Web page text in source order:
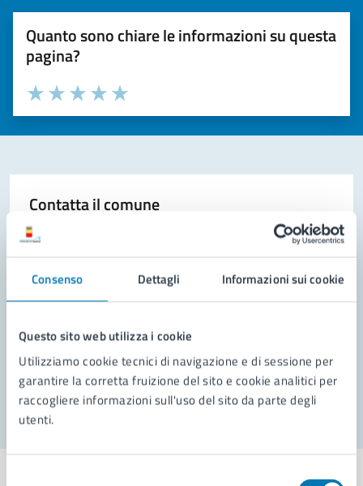
Consenso Dettagli Informazioni sui cookie
Questo sito web utilizza i cookie
Utilizziamo cookie tecnici di navigazione e di sessione per
garantire la corretta fruizione del sito e cookie analitici per
raccogliere informazioni sull'uso del sito da parte degli
utenti.
Quanto sono chiare le informazioni su questa
pagina?
Valuta la chiarezza delle informazioni (da 1 a 5 stelle)
Seleziona il numero di stelle per valutare la chiarezza delle
Valuta 5 stelle su 5
Valuta 4 stelle su 5
Valuta 3 stelle su 5
Valuta 2 stelle su 5
Valuta 1 stelle su 5
Contatta il comune
Richiedi assistenza
Prenota appuntamento
Problemi in città
Segnala disservizio